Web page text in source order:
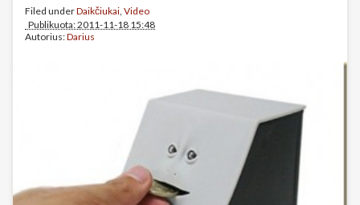
Filed underDaikčiukai, Video
Publikuota: 2011-11-18 15:48
Autorius:Darius